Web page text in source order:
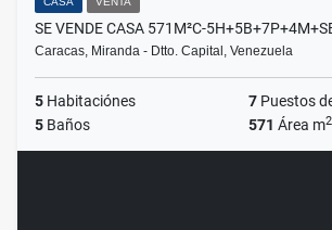
SE VENDE CASA 571M²C-
Caracas, Miranda - Dtto. Capital, Venezuela
5 Habitaciónes 7 Puestos
5 Baños 571 Área m2